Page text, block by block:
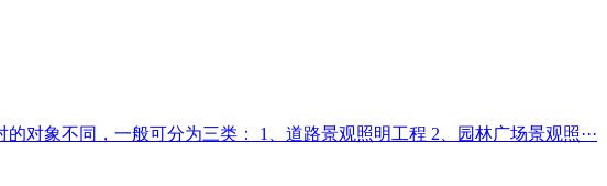
同，一般可分为三类： 1、道路景观照明工程 2、园林广场景观照···